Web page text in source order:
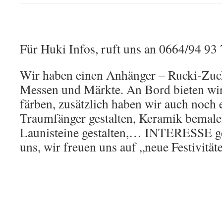
Für Huki Infos, ruft uns an 0664/94 93
Wir haben einen Anhänger – Rucki-
Messen und Märkte. An Bord bieten
färben, zusätzlich haben wir auch noch
Traumfänger gestalten, Keramik
Launisteine gestalten,… INTERESSE
uns, wir freuen uns auf „neue